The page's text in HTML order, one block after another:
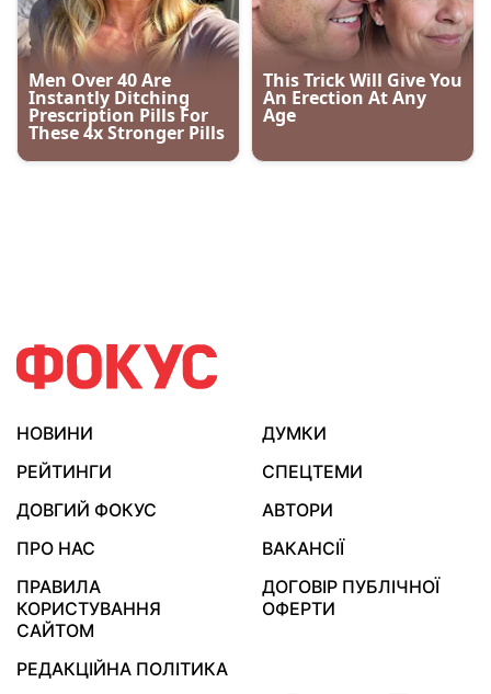
НОВИНИ
ДУМКИ
РЕЙТИНГИ
СПЕЦТЕМИ
ДОВГИЙ ФОКУС
АВТОРИ
ПРО НАС
ВАКАНСІЇ
ПРАВИЛА
КОРИСТУВАННЯ
САЙТОМ
ДОГОВІР ПУБЛІЧНОЇ
ОФЕРТИ
РЕДАКЦІЙНА ПОЛІТИКА